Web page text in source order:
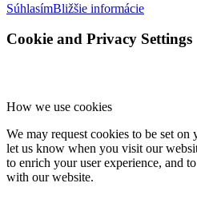
SúhlasímBližšie informácie
Cookie and Privacy Settings
How we use cookies
We may request cookies to be set
let us know when you visit our
to enrich your user experience, and
with our website.